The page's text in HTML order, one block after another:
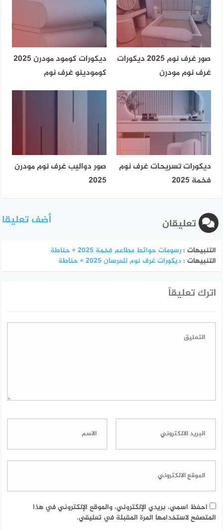
صور غرف نوم 2025 ديكورات
غرف نوم مودرن
ديكورات كومود مودرن 2025
كومودينو غرف نوم
ديكورات تسريحات غرف نوم
فخمة 2025
صور دواليب غرف نوم مودرن
2025
تعليقان أضف تعليقا
التنبيهات :رسومات حوائط مطاعم فخمة 2025 » حناطة
التنبيهات :ديكورات غرف نوم للعرسان 2025 » حناطة
اترك تعليقاً
احفظ اسمي، بريدي الإلكتروني، والموقع الإلكتروني في هذا
المتصفح لاستخدامها المرة المقبلة في تعليقي.